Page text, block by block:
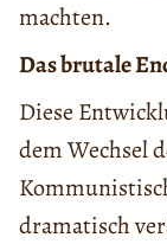
machten.
Das brutale
Diese
dem Wechsel
dramatisch